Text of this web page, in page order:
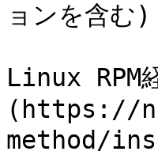
ョンを含む
Linux RPM
(https://
method/